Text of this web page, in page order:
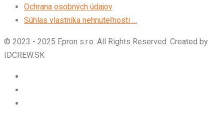
Ochrana osobných údajov
Súhlas vlastníka nehnuteľnosti …
© 2023 - 2025 Epron s.r.o. All Rights Reserved. Created by
IDCREW.SK